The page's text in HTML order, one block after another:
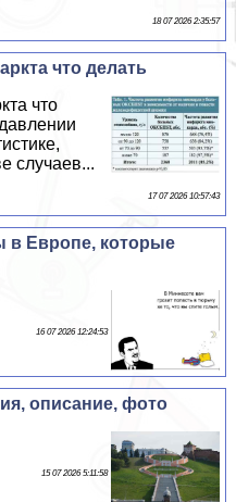
18 07 2026 2:35:57
что делать
что
случаев...
17 07 2026 10:57:43
в Европе, которые
16 07 2026 12:24:53
описание, фото
15 07 2026 5:11:58